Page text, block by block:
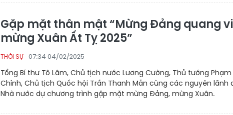
Gặp mặt thân mật “Mừng Đảng quang
mừng Xuân Ất Tỵ 2025”
THỜI SỰ 07:34 04/02/2025
Tổng Bí thư Tô Lâm, Chủ tịch nước Lương Cường, Thủ tướng Phạm
Chính, Chủ tịch Quốc hội Trần Thanh Mẫn cùng các nguyên lãnh
Nhà nước dự chương trình gặp mặt mừng Đảng, mừng Xuân.